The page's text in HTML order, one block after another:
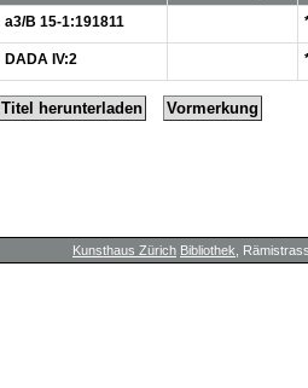
a3/B 15-1:191811
DADA IV:2
Titel herunterladen Vormerkung
Kunsthaus Zürich Bibliothek ,